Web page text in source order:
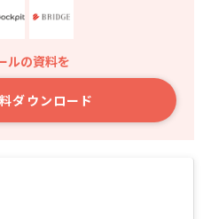
ルの資料を
ダウンロード